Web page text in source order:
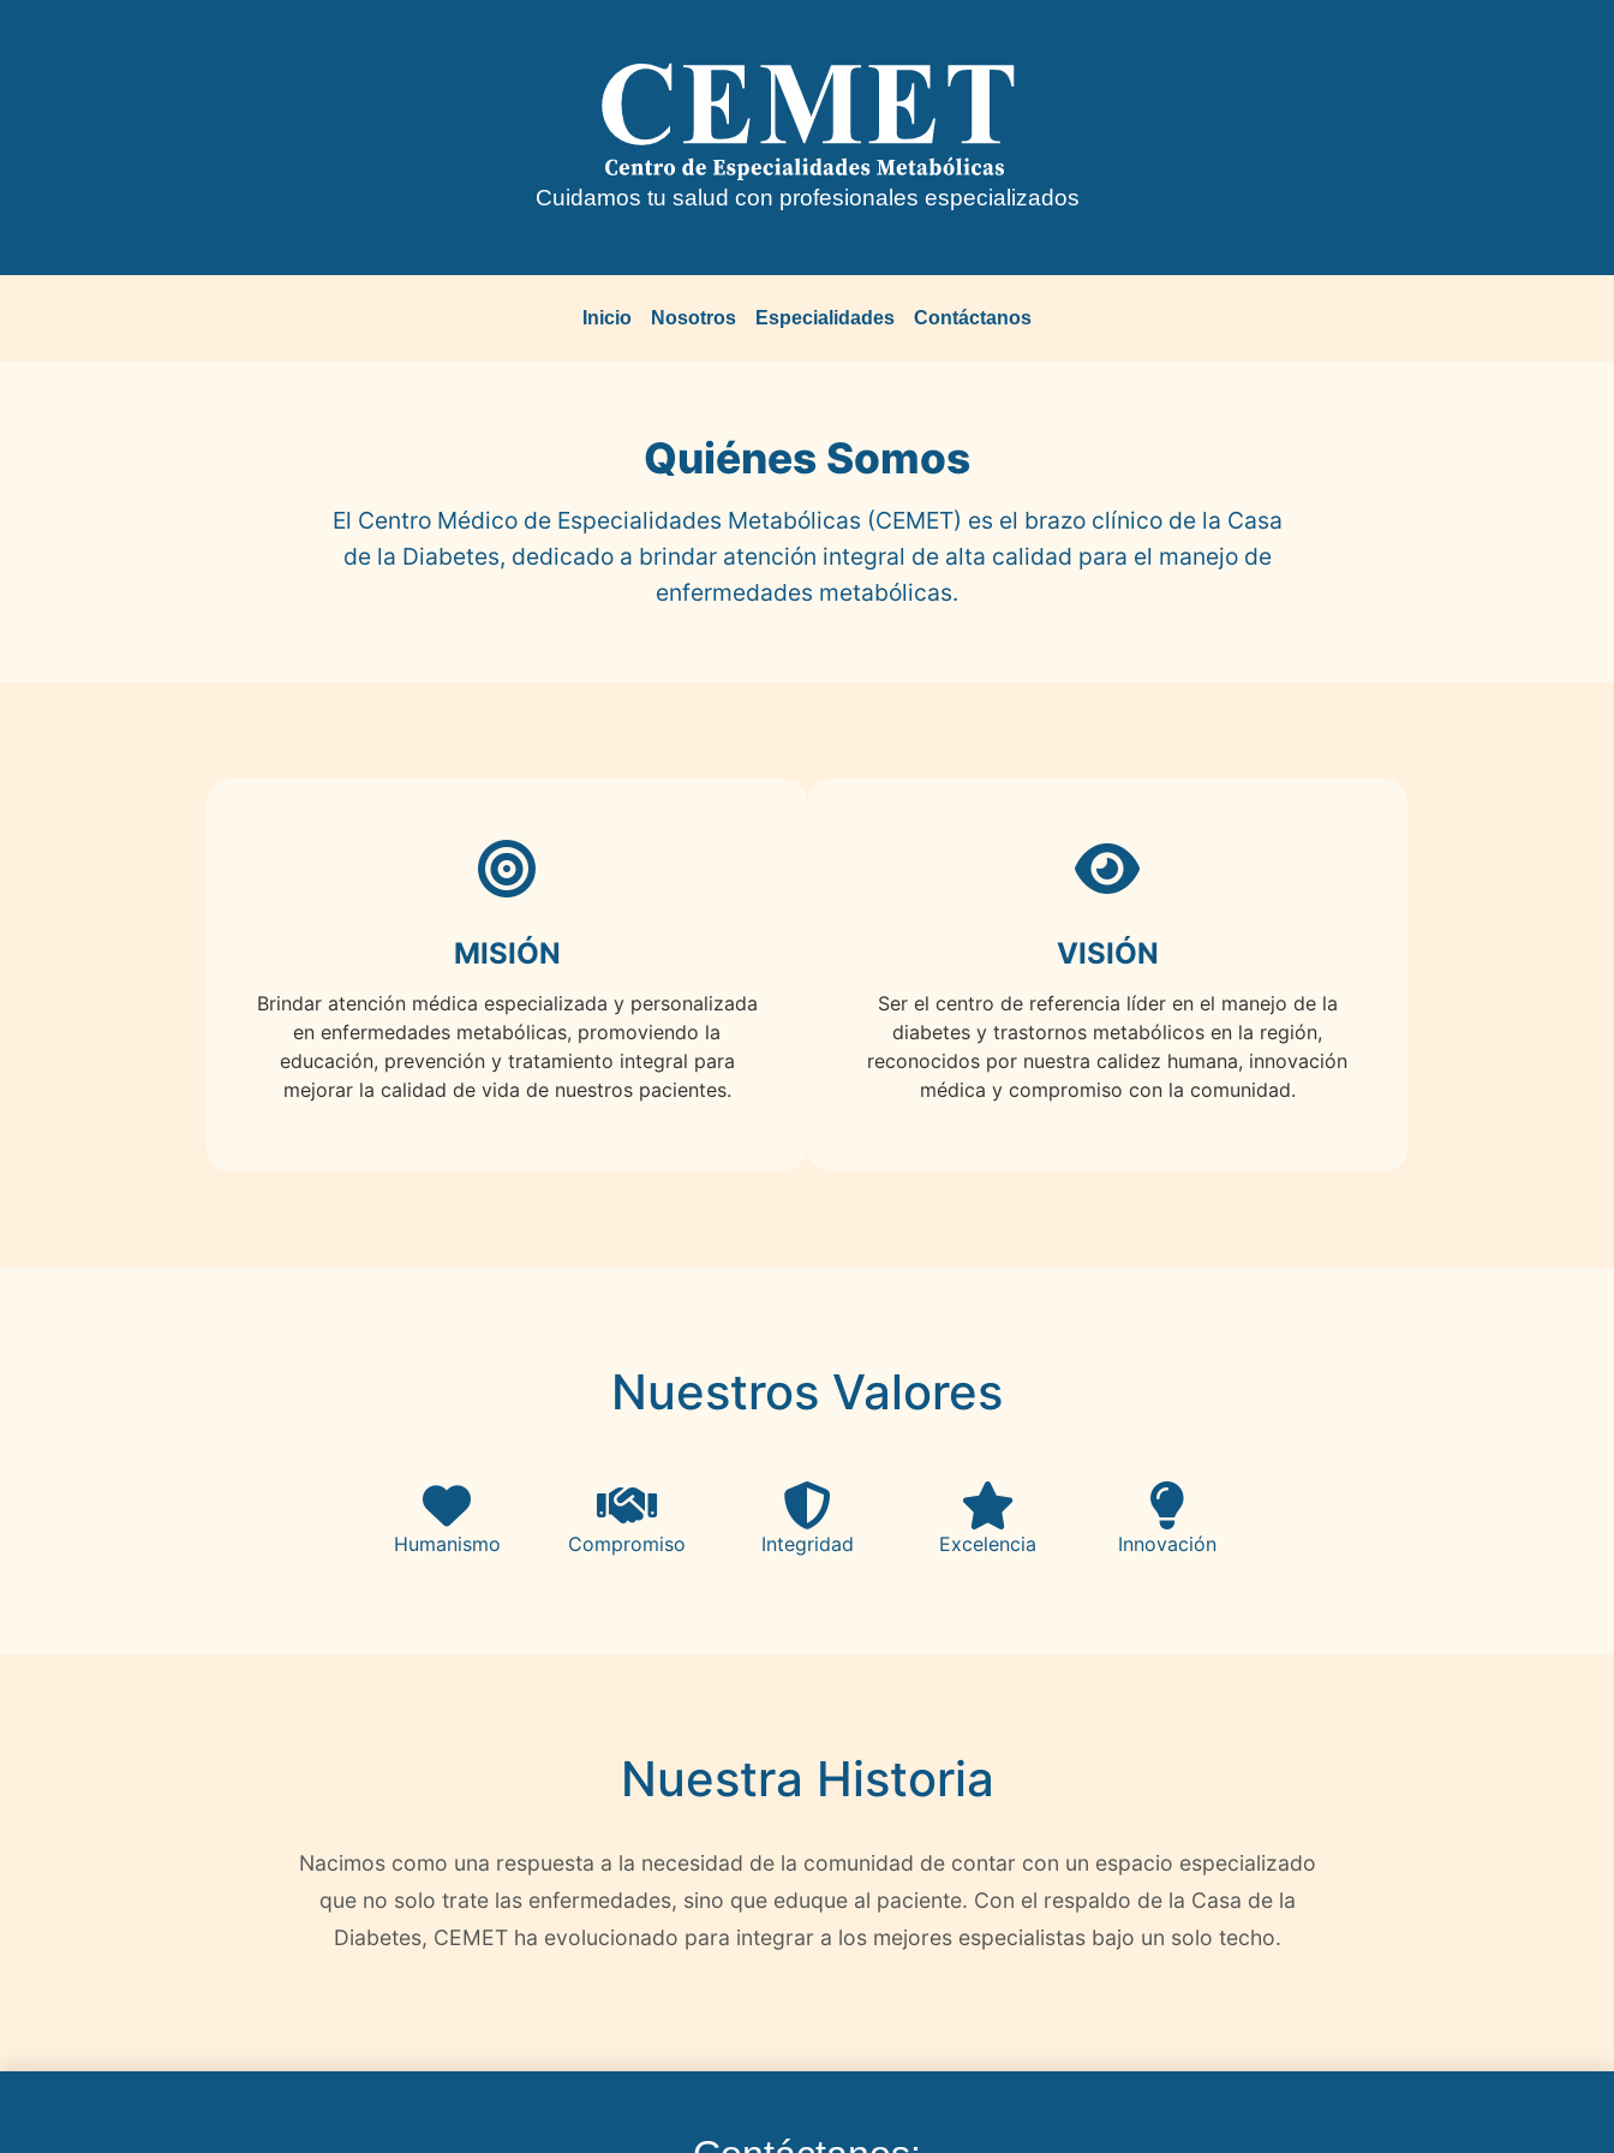
Cuidamos tu salud con profesionales especializados
Inicio Nosotros Especialidades Contáctanos
Quiénes Somos
El Centro Médico de Especialidades Metabólicas (CEMET) es el brazo clínico de la Casa
de la Diabetes, dedicado a brindar atención integral de alta calidad para el manejo de
enfermedades metabólicas.
MISIÓN
Brindar atención médica especializada y personalizada
en enfermedades metabólicas, promoviendo la
educación, prevención y tratamiento integral para
mejorar la calidad de vida de nuestros pacientes.
VISIÓN
Ser el centro de referencia líder en el manejo de la
diabetes y trastornos metabólicos en la región,
reconocidos por nuestra calidez humana, innovación
médica y compromiso con la comunidad.
Nuestros Valores
Humanismo Compromiso Integridad Excelencia Innovación
Nuestra Historia
Nacimos como una respuesta a la necesidad de la comunidad de contar con un espacio especializado
que no solo trate las enfermedades, sino que eduque al paciente. Con el respaldo de la Casa de la
Diabetes, CEMET ha evolucionado para integrar a los mejores especialistas bajo un solo techo.